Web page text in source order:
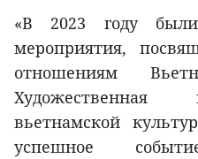
«В 2023 году
мероприятия,
отношениям
вьетнамской
успешное